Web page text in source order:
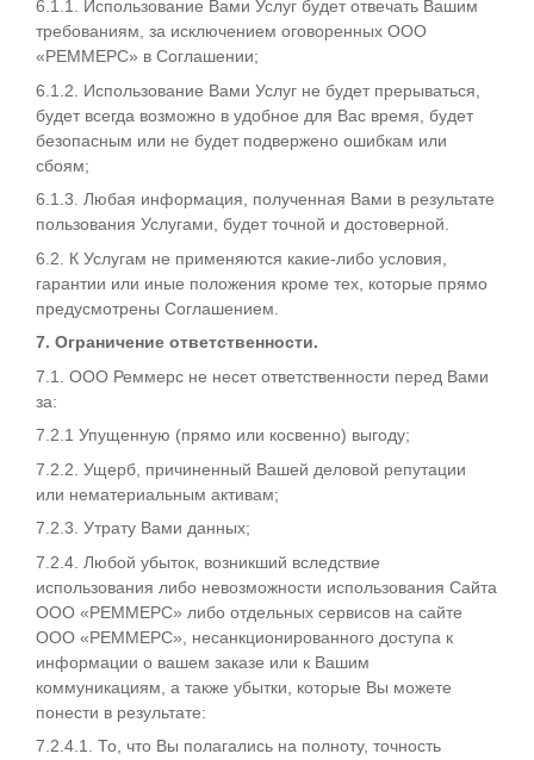
6.1.1. Использование Вами Услуг будет отвечать Вашим
требованиям, за исключением оговоренных ООО
«РЕММЕРС» в Соглашении;
6.1.2. Использование Вами Услуг не будет прерываться,
будет всегда возможно в удобное для Вас время, будет
безопасным или не будет подвержено ошибкам или
сбоям;
6.1.3. Любая информация, полученная Вами в результате
пользования Услугами, будет точной и достоверной.
6.2. К Услугам не применяются какие-либо условия,
гарантии или иные положения кроме тех, которые прямо
предусмотрены Соглашением.
7. Ограничение ответственности.
7.1. ООО Реммерс не несет ответственности перед Вами
за:
7.2.1 Упущенную (прямо или косвенно) выгоду;
7.2.2. Ущерб, причиненный Вашей деловой репутации
или нематериальным активам;
7.2.3. Утрату Вами данных;
7.2.4. Любой убыток, возникший вследствие
использования либо невозможности использования Сайта
ООО «РЕММЕРС» либо отдельных сервисов на сайте
ООО «РЕММЕРС», несанкционированного доступа к
информации о вашем заказе или к Вашим
коммуникациям, а также убытки, которые Вы можете
понести в результате:
7.2.4.1. То, что Вы полагались на полноту, точность